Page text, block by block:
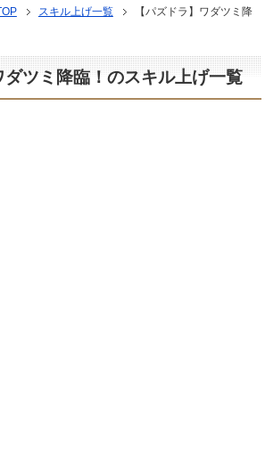
スキル上げ一覧
【パズドラ】ワダツミ降
ツミ降臨！のスキル上げ一覧